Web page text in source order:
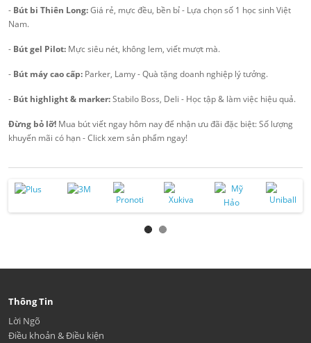
- Bút bi Thiên Long:Giá rẻ, mực đều, bền bỉ - Lựa chọn số 1 học sinh Việt
Nam.
- Bút gel Pilot: Mực siêu nét, không lem, viết mượt mà.
- Bút máy cao cấp: Parker, Lamy - Quà tặng doanh nghiệp lý tưởng.
- Bút highlight & marker:Stabilo Boss, Deli - Học tập & làm việc hiệu quả.
Đừng bỏ lỡ! Mua bút viết ngay hôm nay để nhận ưu đãi đặc biệt: Số lượng
khuyến mãi có hạn - Click xem sản phẩm ngay!
Thông Tin
Lời Ngõ
Điều khoản & Điều kiện